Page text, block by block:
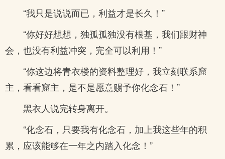
“我只是说说而已，利益才是长久！”
“你好好想想，独孤孤独没有根基，我们跟财神
会，也没有利益冲突，完全可以利用！”
“你这边将青衣楼的资料整理好，我立刻联系窟
主，看看窟主，是不是愿意赐予你化念石！”
黑衣人说完转身离开。
“化念石，只要我有化念石，加上我这些年的积
累，应该能够在一年之内踏入化念！”